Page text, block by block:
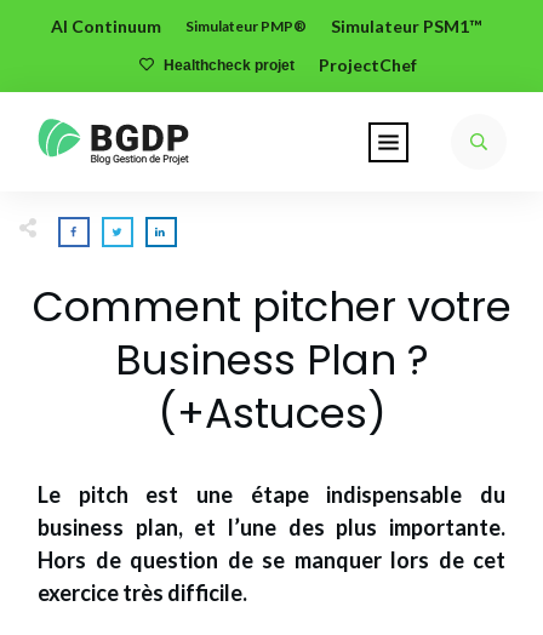
AI Continuum Simulateur PMP® Simulateur PSM1™
Healthcheck projet ProjectChef
Comment pitcher votre
Business Plan ?
(+Astuces)
Le pitch est une étape indispensable du
business plan, et l’une des plus importante.
Hors de question de se manquer lors de cet
exercice très difficile.